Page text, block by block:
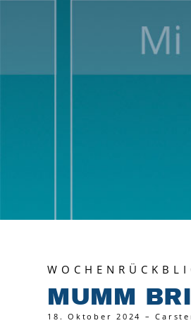
MUMM
18. Oktober 2024 –